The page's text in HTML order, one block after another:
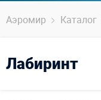
Аэромир Каталог
Лабиринт